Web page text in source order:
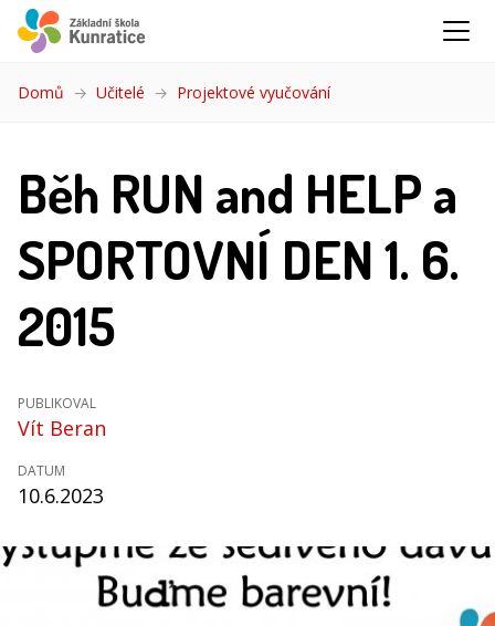
Domů Učitelé Projektové vyučování(aktuální)
Běh RUN and HELP a
SPORTOVNÍ DEN 1. 6.
2015
PUBLIKOVAL
Vít Beran
DATUM
10.6.2023